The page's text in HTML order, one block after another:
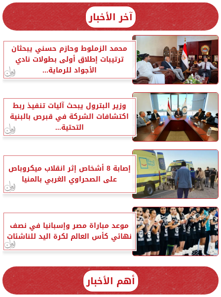
آخر الأخبار
محمد الزملوط وحازم حسني يبحثان
ترتيبات إطلاق أولى بطولات نادي
الأجواد للرماية...
وزير البترول يبحث آليات تنفيذ ربط
اكتشافات الشركة في قبرص بالبنية
التحتية...
إصابة 8 أشخاص إثر انقلاب ميكروباص
على الصحراوي الغربي بالمنيا
موعد مباراة مصر وإسبانيا في نصف
نهائي كأس العالم لكرة اليد للناشئات
أهم الأخبار